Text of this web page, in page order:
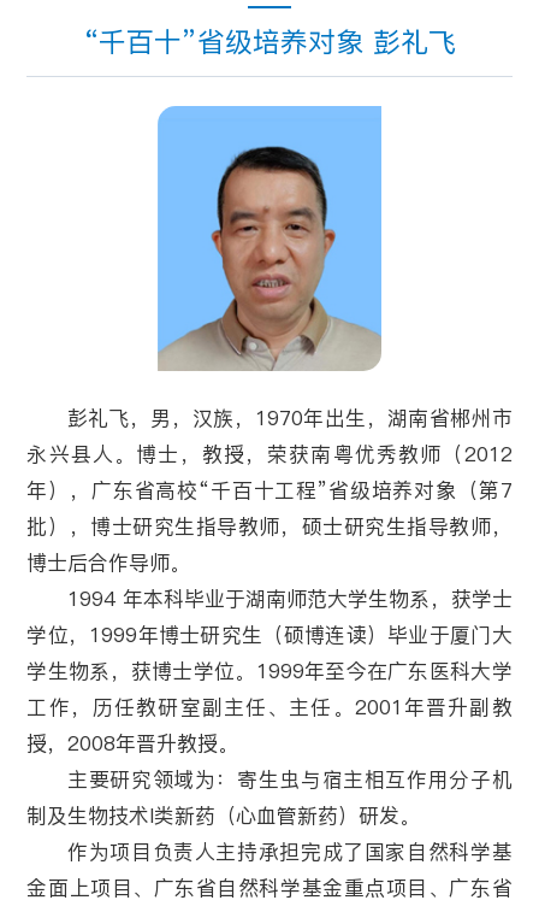
“千百十”省级培养对象 彭礼飞
彭礼飞，男，汉族，1970年出生，湖南省郴州市
永兴县人。博士，教授，荣获南粤优秀教师（2012
年），广东省高校“千百十工程”省级培养对象（第7
批），博士研究生指导教师，硕士研究生指导教师，
博士后合作导师。
1994 年本科毕业于湖南师范大学生物系，获学士
学位，1999年博士研究生（硕博连读）毕业于厦门大
学生物系，获博士学位。1999年至今在广东医科大学
工作，历任教研室副主任、主任。2001年晋升副教
授，2008年晋升教授。
主要研究领域为：寄生虫与宿主相互作用分子机
制及生物技术I类新药（心血管新药）研发。
作为项目负责人主持承担完成了国家自然科学基
金面上项目、广东省自然科学基金重点项目、广东省